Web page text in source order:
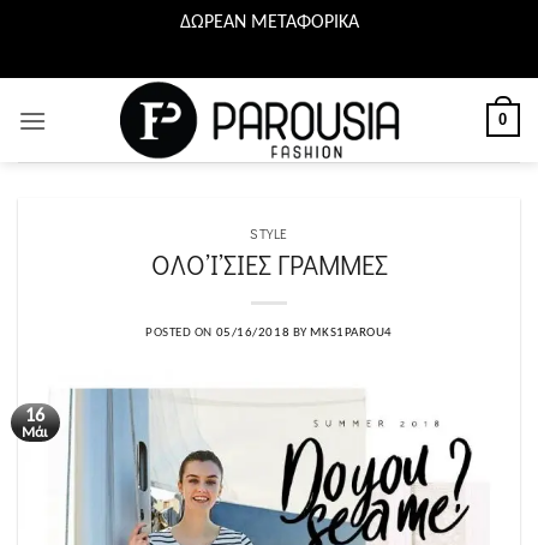
ΔΩΡΕΑΝ ΜΕΤΑΦΟΡΙΚΑ
στο
περιεχόμενο
0
STYLE
ΟΛΟ’Ι’ΣΙΕΣ ΓΡΑΜΜΕΣ
POSTED ON 05/16/2018 BYMKS1PAROU4
16
Μάι